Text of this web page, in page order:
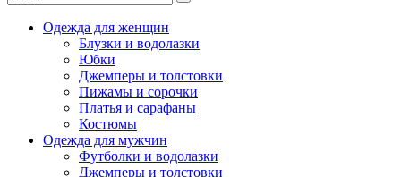
Одежда для женщин
Блузки и водолазки
Юбки
Джемперы и толстовки
Пижамы и сорочки
Платья и сарафаны
Костюмы
Одежда для мужчин
Футболки и водолазки
Джемперы и толстовки